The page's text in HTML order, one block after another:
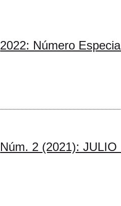
2022: Número
Núm. 2 (2021):